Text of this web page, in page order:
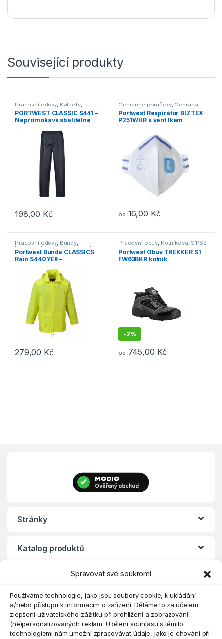
Spravovat své soukromí
Používáme technologie, jako jsou soubory cookie, k ukládání
a/nebo přístupu k informacím o zařízení. Děláme to za účelem
zlepšení uživatelského zážitku při prohlížení a zobrazování
(ne)personalizovaných reklam. Udělení souhlasu s těmito
technologiemi nám umožní zpracovávat údaje, jako je chování při
Související produkty
Pracovní oděvy Kalhoty,
Nepromokavé,Outdoor a volný
čas,Oděvy, Kalhoty
PORTWEST CLASSIC S441 –
Nepromokavé sbalitelné
198,00 Kč
Tento produkt má více variant. Možnosti lze vybrat na stránce
Ochranné pomůcky, Ochrana
dýchacích cest
Portwest Respirátor BIZTEX
P251WHR s ventilkem
od 16,00 Kč
Pracovní oděvy, Bundy,
Nepromokavé ,Vesty a bundy
Outdoor a volný čas,Oděvy,
Bundy
Portwest Bunda CLASSICS
Rain S440YER –
deště žlutá
279,00 Kč
Pracovní obuv, Kotníková, S1/S2
Portwest Obuv TREKKER S1
FW63BKR kotník
-2%
od 745,00 Kč
Stránky
Katalog produktů